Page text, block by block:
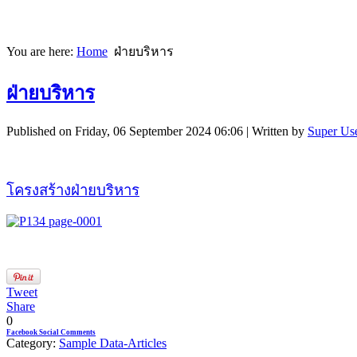
You are here: Home ฝ่ายบริหาร
ฝ่ายบริหาร
Published on Friday, 06 September 2024 06:06 | Written by Super
โครงสร้างฝ่ายบริหาร
Tweet
Share
0
Facebook Social Comments
Category: Sample Data-Articles